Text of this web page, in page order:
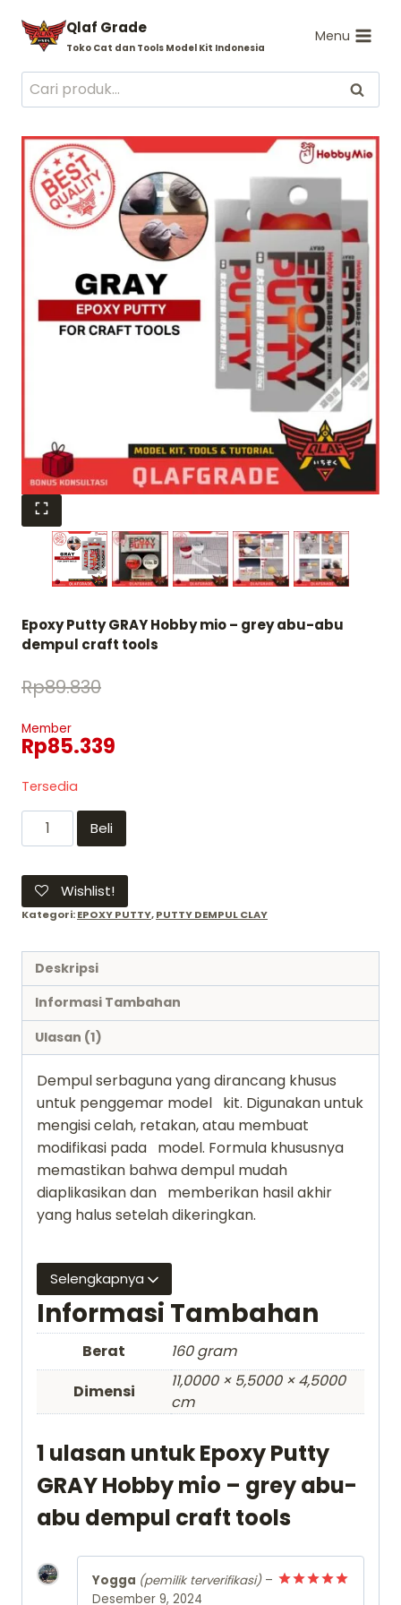
content
Qlaf Grade
Toko Cat dan Tools Model Kit Indonesia
Menu
Pencarian
untuk:
Cari
Epoxy Putty GRAY Hobby mio – grey abu-abu
dempul craft tools
Rp89.830
Member
Rp85.339
Tersedia
Kuantitas
Epoxy
GRAY
Hobby
-
grey
abu-
abu
dempul
tools
Beli
Wishlist!
Kategori:EPOXY PUTTY,PUTTY DEMPUL CLAY
Deskripsi
Informasi Tambahan
Ulasan (1)
Dempul serbaguna yang dirancang khusus
untuk penggemar model kit. Digunakan untuk
mengisi celah, retakan, atau membuat
modifikasi pada model. Formula khususnya
memastikan bahwa dempul mudah
diaplikasikan dan memberikan hasil akhir
yang halus setelah dikeringkan.
Selengkapnya
Informasi Tambahan
Berat
160 gram
Dimensi
11,0000 × 5,5000 × 4,5000
cm
1 ulasan untukEpoxy Putty
GRAY Hobby mio – grey abu-
abu dempul craft tools
Yogga (pemilik terverifikasi) –
Desember 9, 2024